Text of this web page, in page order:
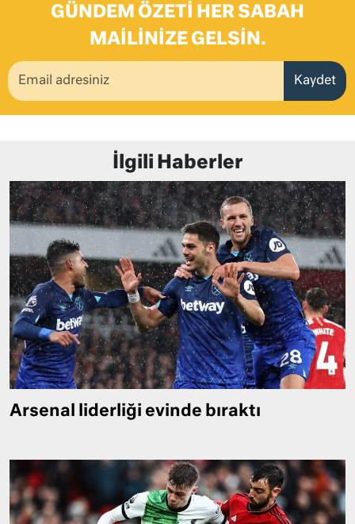
GÜNDEM ÖZETI HER SABAH
MAILINIZE GELSIN.
Kaydet
İlgili Haberler
Arsenal liderliği evinde bıraktı